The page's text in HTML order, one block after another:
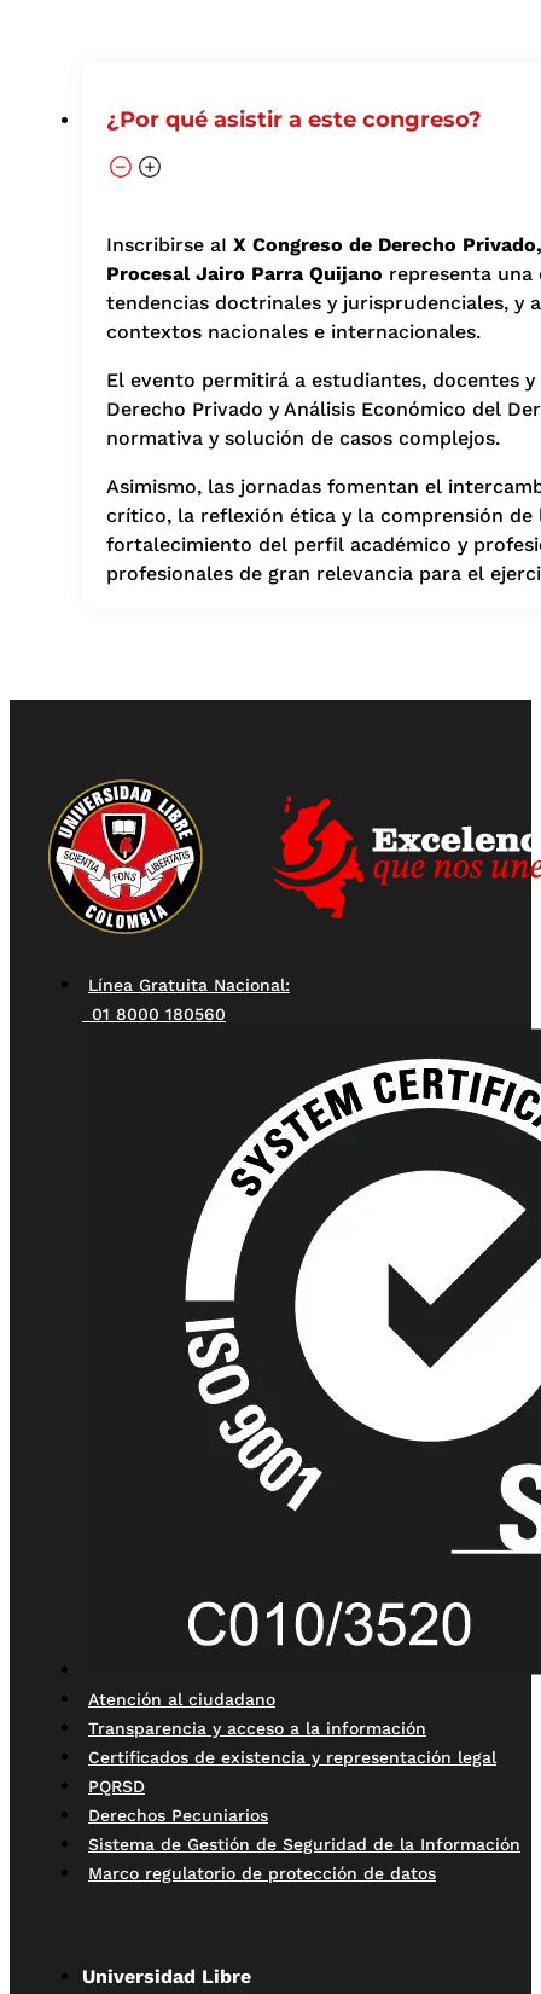
¿Por qué asistir a este congreso?
Inscribirse aI X Congreso de Derecho
Procesal Jairo Parra Quijano representa
tendencias doctrinales y jurisprudenciales, y
contextos nacionales e internacionales.
El evento permitirá a estudiantes, docentes
Derecho Privado y Análisis Económico del
normativa y solución de casos complejos.
Asimismo, las jornadas fomentan el
crítico, la reflexión ética y la comprensión
fortalecimiento del perfil académico y
profesionales de gran relevancia para el
Línea Gratuita Nacional:
01 8000 180560
Atención al ciudadano
Transparencia y acceso a la información
Certificados de existencia y representación legal
PQRSD
Derechos Pecuniarios
Sistema de Gestión de Seguridad de la Información
Marco regulatorio de protección de datos
Universidad Libre